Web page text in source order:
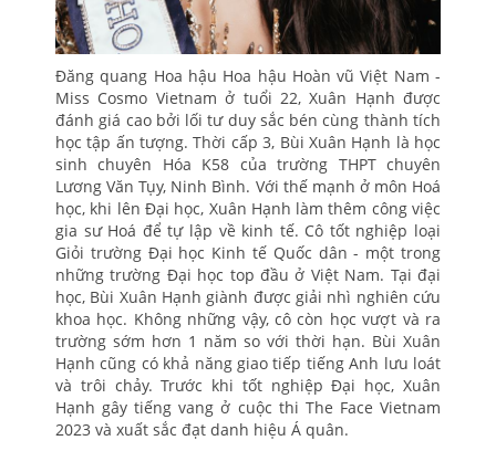
Đăng quang Hoa hậu Hoa hậu Hoàn vũ Việt Nam -
Miss Cosmo Vietnam ở tuổi 22, Xuân Hạnh được
đánh giá cao bởi lối tư duy sắc bén cùng thành tích
học tập ấn tượng. Thời cấp 3, Bùi Xuân Hạnh là học
sinh chuyên Hóa K58 của trường THPT chuyên
Lương Văn Tụy, Ninh Bình. Với thế mạnh ở môn Hoá
học, khi lên Đại học, Xuân Hạnh làm thêm công việc
gia sư Hoá để tự lập về kinh tế. Cô tốt nghiệp loại
Giỏi trường Đại học Kinh tế Quốc dân - một trong
những trường Đại học top đầu ở Việt Nam. Tại đại
học, Bùi Xuân Hạnh giành được giải nhì nghiên cứu
khoa học. Không những vậy, cô còn học vượt và ra
trường sớm hơn 1 năm so với thời hạn. Bùi Xuân
Hạnh cũng có khả năng giao tiếp tiếng Anh lưu loát
và trôi chảy. Trước khi tốt nghiệp Đại học, Xuân
Hạnh gây tiếng vang ở cuộc thi The Face Vietnam
2023 và xuất sắc đạt danh hiệu Á quân.